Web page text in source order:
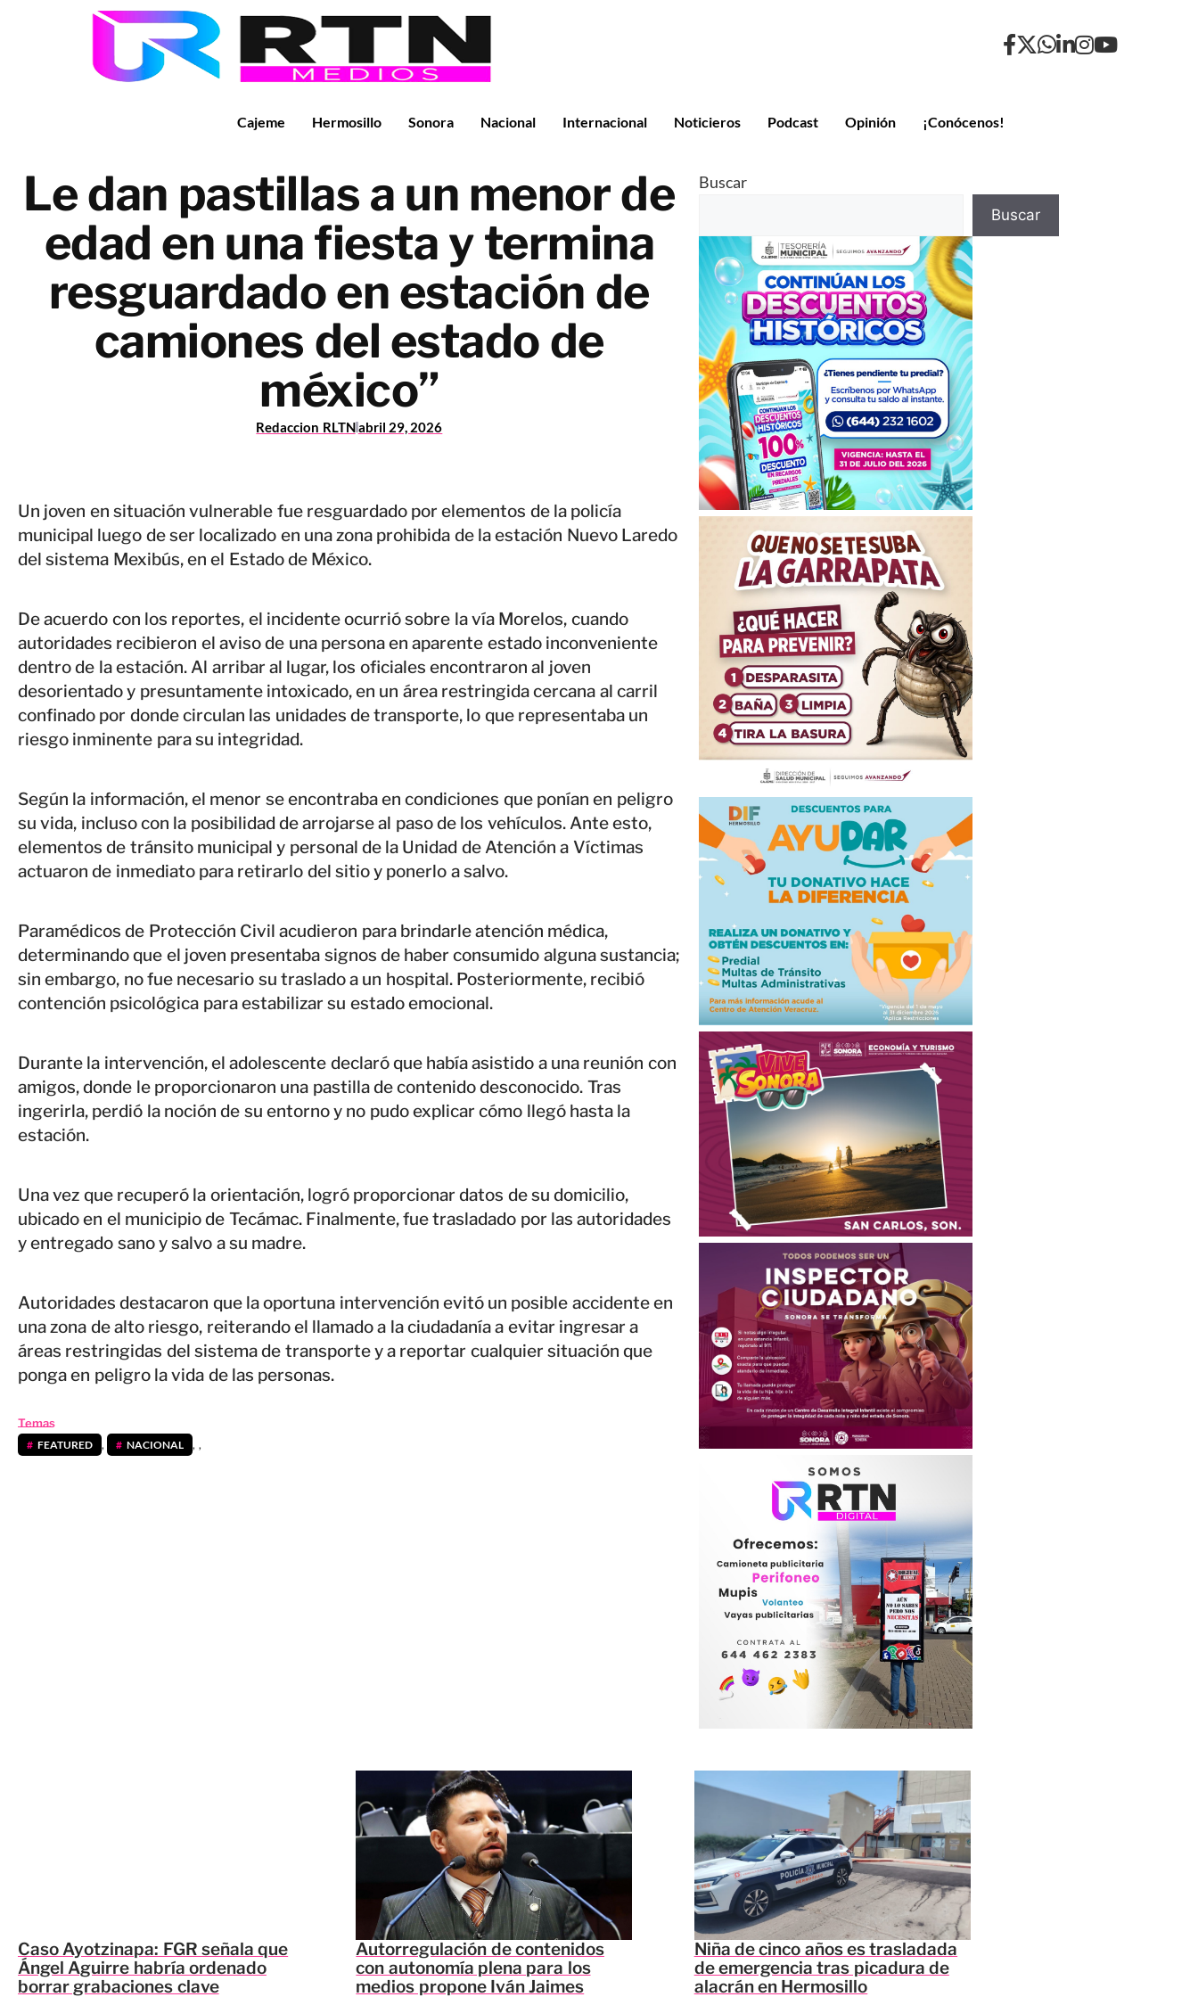
Cajeme Hermosillo Sonora Nacional Internacional Noticieros Podcast Opinión ¡Conócenos!
Le dan pastillas a un menor de
edad en una fiesta y termina
resguardado en estación de
camiones del estado de
méxico”
Redaccion RLTNabril 29, 2026
Un joven en situación vulnerable fue resguardado por elementos de la policía
municipal luego de ser localizado en una zona prohibida de la estación Nuevo Laredo
del sistema Mexibús, en el Estado de México.
De acuerdo con los reportes, el incidente ocurrió sobre la vía Morelos, cuando
autoridades recibieron el aviso de una persona en aparente estado inconveniente
dentro de la estación. Al arribar al lugar, los oficiales encontraron al joven
desorientado y presuntamente intoxicado, en un área restringida cercana al carril
confinado por donde circulan las unidades de transporte, lo que representaba un
riesgo inminente para su integridad.
Según la información, el menor se encontraba en condiciones que ponían en peligro
su vida, incluso con la posibilidad de arrojarse al paso de los vehículos. Ante esto,
elementos de tránsito municipal y personal de la Unidad de Atención a Víctimas
actuaron de inmediato para retirarlo del sitio y ponerlo a salvo.
Paramédicos de Protección Civil acudieron para brindarle atención médica,
determinando que el joven presentaba signos de haber consumido alguna sustancia;
sin embargo, no fue necesario su traslado a un hospital. Posteriormente, recibió
contención psicológica para estabilizar su estado emocional.
Durante la intervención, el adolescente declaró que había asistido a una reunión con
amigos, donde le proporcionaron una pastilla de contenido desconocido. Tras
ingerirla, perdió la noción de su entorno y no pudo explicar cómo llegó hasta la
estación.
Una vez que recuperó la orientación, logró proporcionar datos de su domicilio,
ubicado en el municipio de Tecámac. Finalmente, fue trasladado por las autoridades
y entregado sano y salvo a su madre.
Autoridades destacaron que la oportuna intervención evitó un posible accidente en
una zona de alto riesgo, reiterando el llamado a la ciudadanía a evitar ingresar a
áreas restringidas del sistema de transporte y a reportar cualquier situación que
ponga en peligro la vida de las personas.
Temas
FEATURED , NACIONAL , ,
Buscar
Buscar
Caso Ayotzinapa: FGR señala que
Ángel Aguirre habría ordenado
borrar grabaciones clave
Autorregulación de contenidos
con autonomía plena para los
medios propone Iván Jaimes
Niña de cinco años es trasladada
de emergencia tras picadura de
alacrán en Hermosillo